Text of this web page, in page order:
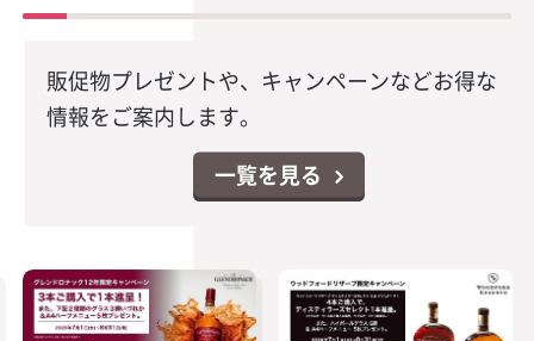
販促物プレゼントや、キャンペーンなどお得な
情報をご案内します。
一覧を見る